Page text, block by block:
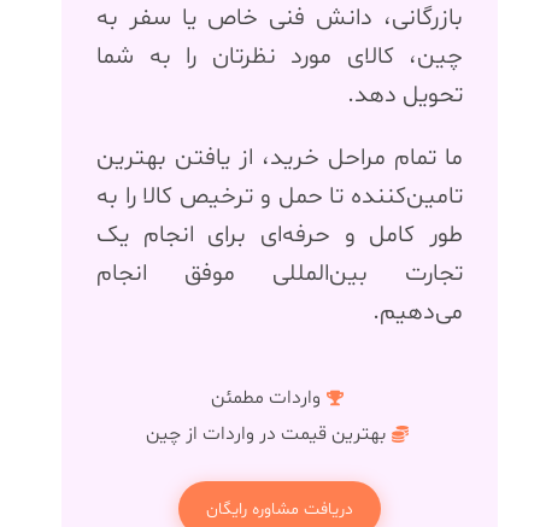
بازرگانی، دانش فنی خاص یا سفر به
چین، کالای مورد نظرتان را به شما
تحویل دهد.
ما تمام مراحل خرید، از یافتن بهترین
تامین‌کننده تا حمل و ترخیص کالا را به
طور کامل و حرفه‌ای برای انجام یک
تجارت بین‌المللی موفق انجام
می‌دهیم.
واردات مطمئن
بهترین قیمت در واردات از چین
دریافت مشاوره رایگان